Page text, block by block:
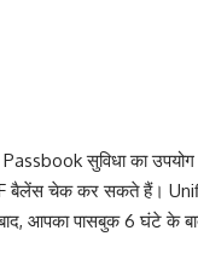
सुविधा का
बैलेंस चेक कर सकते हैं।
आपका पासबुक 6 घंटे के